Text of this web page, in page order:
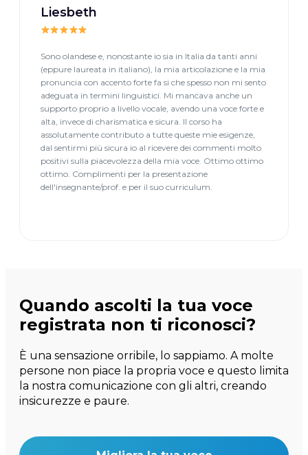
Liesbeth
Sono olandese e, nonostante io sia in Italia da tanti anni
(eppure laureata in italiano), la mia articolazione e la mia
pronuncia con accento forte fa si che spesso non mi sento
adeguata in termini linguistici. Mi mancava anche un
supporto proprio a livello vocale, avendo una voce forte e
alta, invece di charismatica e sicura. Il corso ha
assolutamente contributo a tutte queste mie esigenze,
dal sentirmi più sicura io al ricevere dei commenti molto
positivi sulla piacevolezza della mia voce. Ottimo ottimo
ottimo. Complimenti per la presentazione
dell'insegnante/prof. e per il suo curriculum.
Quando ascolti la tua voce
registrata non ti riconosci?
È una sensazione orribile, lo sappiamo. A molte
persone non piace la propria voce e questo limita
la nostra comunicazione con gli altri, creando
insicurezze e paure.